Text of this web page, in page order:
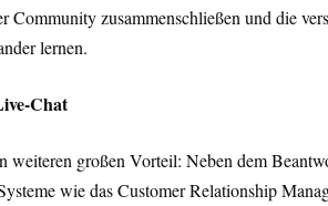
Community zusammenschließen und die
lernen.
Chat
weiteren großen Vorteil: Neben dem
wie das Customer Relationship